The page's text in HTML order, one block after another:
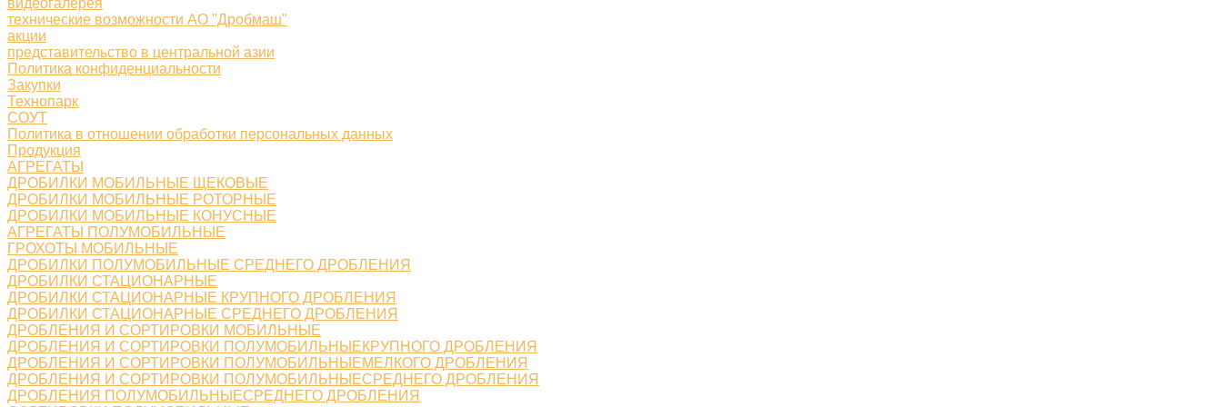
видеогалерея
технические возможности АО "Дробмаш"
акции
представительство в центральной азии
Политика конфиденциальности
Закупки
Технопарк
СОУТ
Политика в отношении обработки персональных данных
Продукция
АГРЕГАТЫ
ДРОБИЛКИ МОБИЛЬНЫЕ ЩЕКОВЫЕ
ДРОБИЛКИ МОБИЛЬНЫЕ РОТОРНЫЕ
ДРОБИЛКИ МОБИЛЬНЫЕ КОНУСНЫЕ
АГРЕГАТЫ ПОЛУМОБИЛЬНЫЕ
ГРОХОТЫ МОБИЛЬНЫЕ
ДРОБИЛКИ ПОЛУМОБИЛЬНЫЕ СРЕДНЕГО ДРОБЛЕНИЯ
ДРОБИЛКИ СТАЦИОНАРНЫЕ
ДРОБИЛКИ СТАЦИОНАРНЫЕ КРУПНОГО ДРОБЛЕНИЯ
ДРОБИЛКИ СТАЦИОНАРНЫЕ СРЕДНЕГО ДРОБЛЕНИЯ
ДРОБЛЕНИЯ И СОРТИРОВКИ МОБИЛЬНЫЕ
ДРОБЛЕНИЯ И СОРТИРОВКИ ПОЛУМОБИЛЬНЫЕКРУПНОГО ДРОБЛЕНИЯ
ДРОБЛЕНИЯ И СОРТИРОВКИ ПОЛУМОБИЛЬНЫЕМЕЛКОГО ДРОБЛЕНИЯ
ДРОБЛЕНИЯ И СОРТИРОВКИ ПОЛУМОБИЛЬНЫЕСРЕДНЕГО ДРОБЛЕНИЯ
ДРОБЛЕНИЯ ПОЛУМОБИЛЬНЫЕСРЕДНЕГО ДРОБЛЕНИЯ